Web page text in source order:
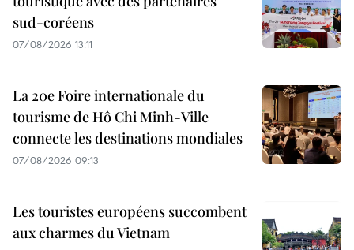
sud-coréens
07/08/2026 13:11
La 20e Foire internationale du
tourisme de Hô Chi Minh-Ville
connecte les destinations mondiales
07/08/2026 09:13
Les touristes européens succombent
aux charmes du Vietnam